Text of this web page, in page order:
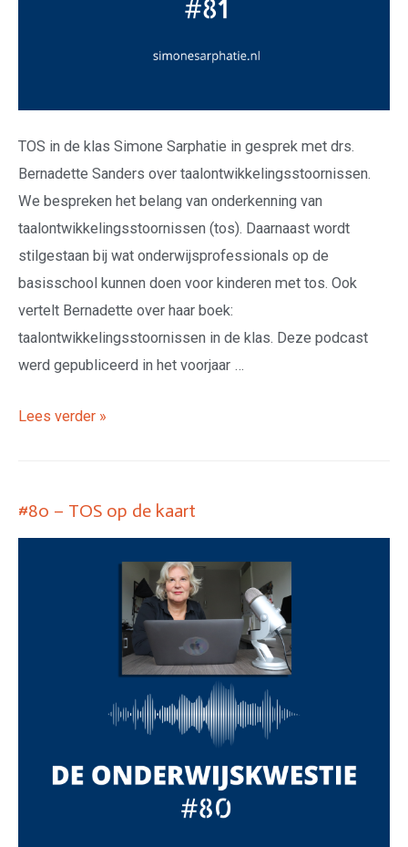
TOS in de klas Simone Sarphatie in gesprek met drs.
Bernadette Sanders over taalontwikkelingsstoornissen.
We bespreken het belang van onderkenning van
taalontwikkelingsstoornissen (tos). Daarnaast wordt
stilgestaan bij wat onderwijsprofessionals op de
basisschool kunnen doen voor kinderen met tos. Ook
vertelt Bernadette over haar boek:
taalontwikkelingsstoornissen in de klas. Deze podcast
werd gepubliceerd in het voorjaar …
Lees verder »
#80 – TOS op de kaart